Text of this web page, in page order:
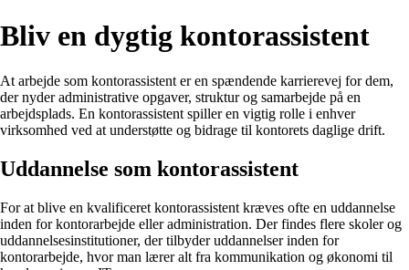
Bliv en dygtig kontorassistent
At arbejde som kontorassistent er en spændende karrierevej for dem,
der nyder administrative opgaver, struktur og samarbejde på en
arbejdsplads. En kontorassistent spiller en vigtig rolle i enhver
virksomhed ved at understøtte og bidrage til kontorets daglige drift.
Uddannelse som kontorassistent
For at blive en kvalificeret kontorassistent kræves ofte en uddannelse
inden for kontorarbejde eller administration. Der findes flere skoler og
uddannelsesinstitutioner, der tilbyder uddannelser inden for
kontorarbejde, hvor man lærer alt fra kommunikation og økonomi til